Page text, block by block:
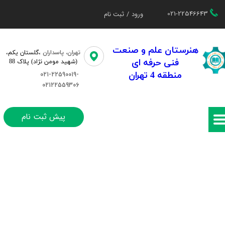
021-22546643 ورود / ثبت نام
تغییر گذر واژه
سفارشات
هنرستان علم و صنعت
فنی حرفه ای
منطقه 4 تهران
تهران، پاسداران ،گلستان یکم،​​
(شهید مومن نژاد) پلاک 88
021-22590019-
02122559306
پیش ثبت نام